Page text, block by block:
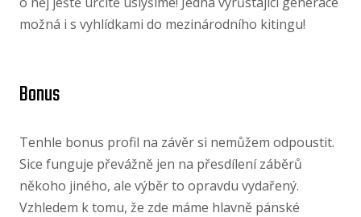
možná i s vyhlídkami do mezinárodního kitingu!
Bonus
Tenhle bonus profil na závěr si nemůžem odpoustit.
Sice funguje převážně jen na přesdílení záběrů
někoho jiného, ale výběr to opravdu vydařený.
Vzhledem k tomu, že zde máme hlavně pánské